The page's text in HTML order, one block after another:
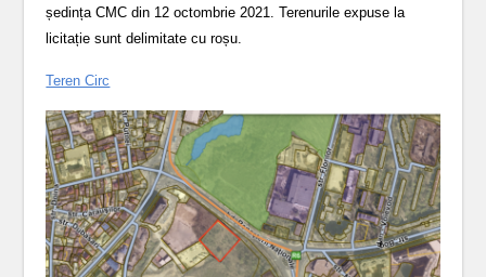
ședința CMC din 12 octombrie 2021. Terenurile expuse la
licitație sunt delimitate cu roșu.
Teren Circ